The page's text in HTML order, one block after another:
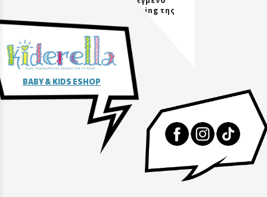
packaging της
BABY & KIDS ESHOP